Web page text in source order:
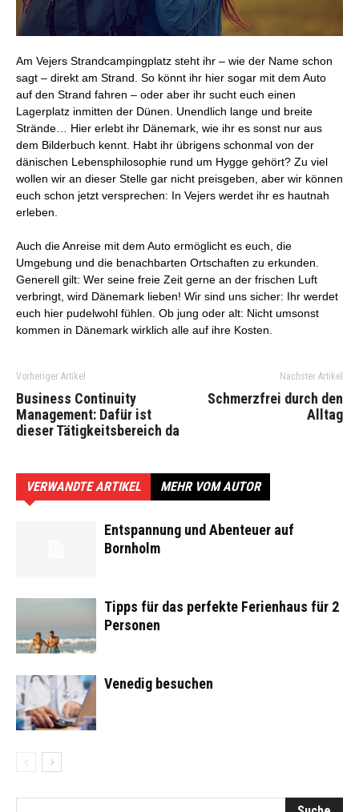
Am Vejers Strandcampingplatz steht ihr – wie der Name schon
sagt – direkt am Strand. So könnt ihr hier sogar mit dem Auto
auf den Strand fahren – oder aber ihr sucht euch einen
Lagerplatz inmitten der Dünen. Unendlich lange und breite
Strände… Hier erlebt ihr Dänemark, wie ihr es sonst nur aus
dem Bilderbuch kennt. Habt ihr übrigens schonmal von der
dänischen Lebensphilosophie rund um Hygge gehört? Zu viel
wollen wir an dieser Stelle gar nicht preisgeben, aber wir können
euch schon jetzt versprechen: In Vejers werdet ihr es hautnah
erleben.
Auch die Anreise mit dem Auto ermöglicht es euch, die
Umgebung und die benachbarten Ortschaften zu erkunden.
Generell gilt: Wer seine freie Zeit gerne an der frischen Luft
verbringt, wird Dänemark lieben! Wir sind uns sicher: Ihr werdet
euch hier pudelwohl fühlen. Ob jung oder alt: Nicht umsonst
kommen in Dänemark wirklich alle auf ihre Kosten.
Vorheriger Artikel
Business Continuity
Management: Dafür ist
dieser Tätigkeitsbereich da
Nächster Artikel
Schmerzfrei durch den
Alltag
VERWANDTE ARTIKEL MEHR VOM AUTOR
Entspannung und Abenteuer auf
Bornholm
Tipps für das perfekte Ferienhaus für 2
Personen
Venedig besuchen